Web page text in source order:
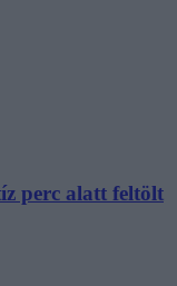
perc alatt feltölt